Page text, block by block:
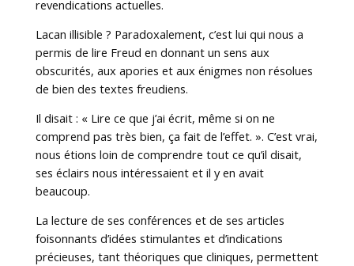
revendications actuelles.
Lacan illisible ? Paradoxalement, c’est lui qui nous a
permis de lire Freud en donnant un sens aux
obscurités, aux apories et aux énigmes non résolues
de bien des textes freudiens.
Il disait : « Lire ce que j’ai écrit, même si on ne
comprend pas très bien, ça fait de l’effet. ». C’est vrai,
nous étions loin de comprendre tout ce qu’il disait,
ses éclairs nous intéressaient et il y en avait
beaucoup.
La lecture de ses conférences et de ses articles
foisonnants d’idées stimulantes et d’indications
précieuses, tant théoriques que cliniques, permettent